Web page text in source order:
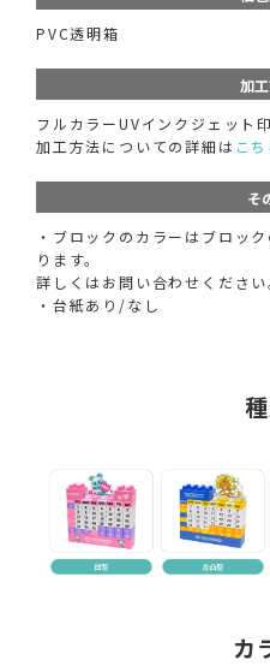
PVC透明箱
加
フルカラーUVインクジェット
加工方法についての詳細は こち
そ
・ブロックのカラーはブロッ
ります。
詳しくはお問い合わせください
・台紙あり/なし
カ